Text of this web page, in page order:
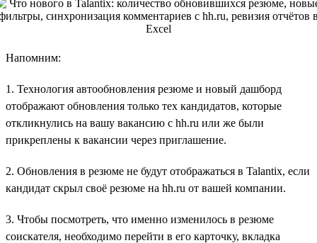
Напомним:
1. Технология автообновления резюме и новый дашборд
отображают обновления только тех кандидатов, которые
откликнулись на вашу вакансию с hh.ru или же были
прикреплены к вакансии через приглашение.
2. Обновления в резюме не будут отображаться в Talantix, если
кандидат скрыл своё резюме на hh.ru от вашей компании.
3. Чтобы посмотреть, что именно изменилось в резюме
соискателя, необходимо перейти в его карточку, вкладка